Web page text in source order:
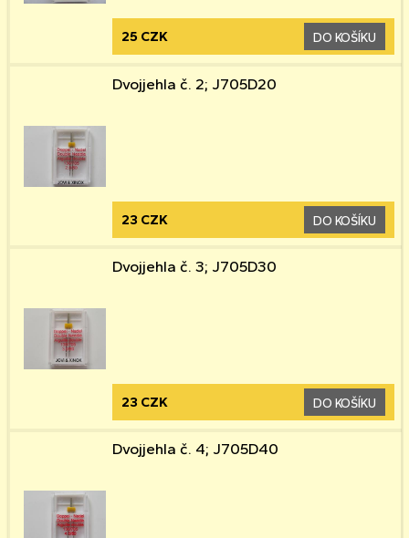
25 CZK DO KOŠÍKU
Dvojjehla č. 2; J705D20
23 CZK DO KOŠÍKU
Dvojjehla č. 3; J705D30
23 CZK DO KOŠÍKU
Dvojjehla č. 4; J705D40